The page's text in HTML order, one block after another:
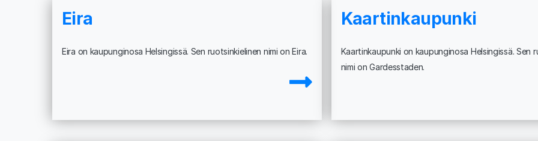
Eira
Eira on kaupunginosa Helsingissä. Sen ruotsinkielinen nimi on Eira.
Kaartinkaupunki
Kaartinkaupunki on kaupunginosa Helsingissä. Sen
nimi on Gardesstaden.